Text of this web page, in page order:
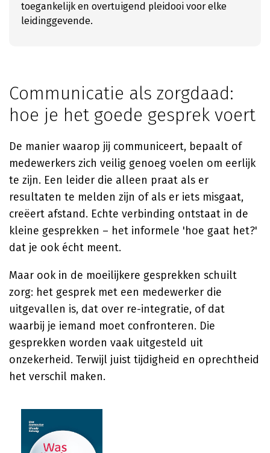
toegankelijk en overtuigend pleidooi voor elke
leidinggevende.
Communicatie als zorgdaad:
hoe je het goede gesprek voert
De manier waarop jij communiceert, bepaalt of
medewerkers zich veilig genoeg voelen om eerlijk
te zijn. Een leider die alleen praat als er
resultaten te melden zijn of als er iets misgaat,
creëert afstand. Echte verbinding ontstaat in de
kleine gesprekken – het informele 'hoe gaat het?'
dat je ook écht meent.
Maar ook in de moeilijkere gesprekken schuilt
zorg: het gesprek met een medewerker die
uitgevallen is, dat over re-integratie, of dat
waarbij je iemand moet confronteren. Die
gesprekken worden vaak uitgesteld uit
onzekerheid. Terwijl juist tijdigheid en oprechtheid
het verschil maken.